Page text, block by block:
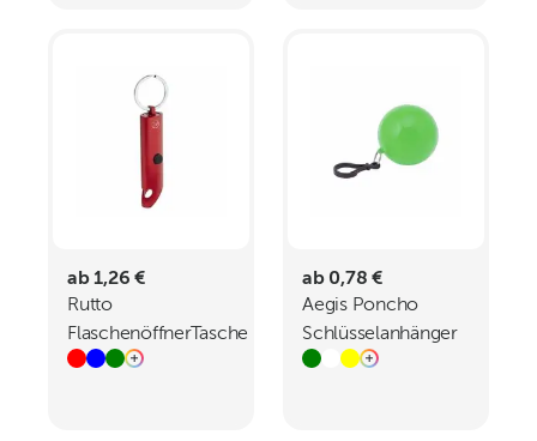
ab 1,26 €
Rutto
FlaschenöffnerTaschenlampe
ab 0,78 €
Aegis Poncho
Schlüsselanhänger